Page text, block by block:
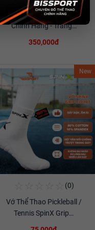
Xem chi tiết
Túi Cầu Lông YWYAT C309
Chính Hãng - Trắng…
350,000đ
New
(0)
Vớ Thể Thao Pickleball /
Tennis SpinX Grip…